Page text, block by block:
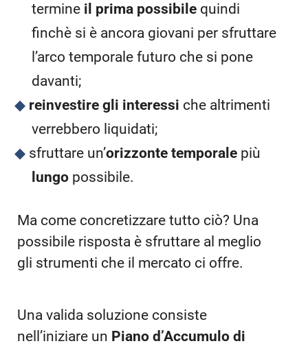
termine il prima possibile quindi
finchè si è ancora giovani per sfruttare
l’arco temporale futuro che si pone
davanti;
reinvestire gli interessi che altrimenti
verrebbero liquidati;
sfruttare un’orizzonte temporalepiù
lungo possibile.
Ma come concretizzare tutto ciò? Una
possibile risposta è sfruttare al meglio
gli strumenti che il mercato ci offre.
Una valida soluzione consiste
nell’iniziare un Piano d’Accumulo di